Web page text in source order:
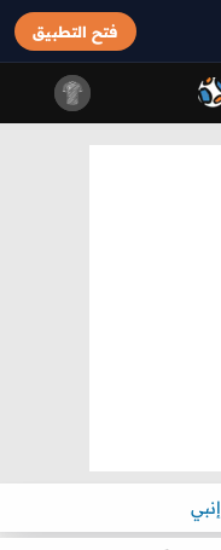
فتح التطبيق
إنبي